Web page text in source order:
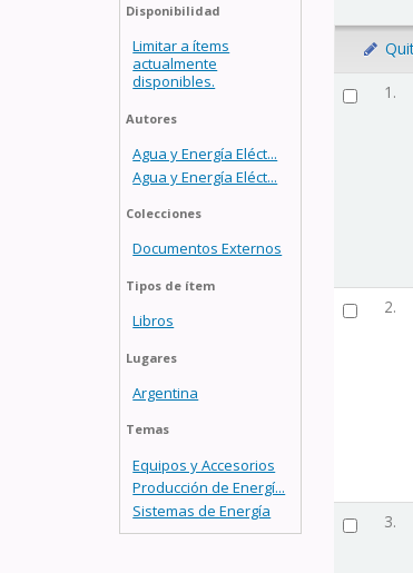
Disponibilidad
Limitar a ítems
actualmente
disponibles.
Autores
Agua y Energía Eléct...
Agua y Energía Eléct...
Colecciones
Documentos Externos
Tipos de ítem
Libros
Lugares
Argentina
Temas
Equipos y Accesorios
Producción de Energí...
Sistemas de Energía
1.
2.
3.